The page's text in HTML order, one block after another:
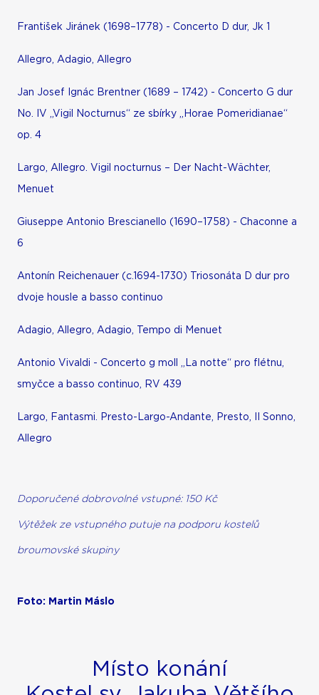
František Jiránek (1698–1778) - Concerto D dur, Jk 1
Allegro, Adagio, Allegro
Jan Josef Ignác Brentner (1689 – 1742) - Concerto G dur
No. IV „Vigil Nocturnus“ ze sbírky „Horae Pomeridianae“
op. 4
Largo, Allegro. Vigil nocturnus – Der Nacht-Wächter,
Menuet
Giuseppe Antonio Brescianello (1690–1758) - Chaconne a
6
Antonín Reichenauer (c.1694-1730) Triosonáta D dur pro
dvoje housle a basso continuo
Adagio, Allegro, Adagio, Tempo di Menuet
Antonio Vivaldi - Concerto g moll „La notte“ pro flétnu,
smyčce a basso continuo, RV 439
Largo, Fantasmi. Presto-Largo-Andante, Presto, II Sonno,
Allegro
Doporučené dobrovolné vstupné: 150 Kč
Výtěžek ze vstupného putuje na podporu kostelů
broumovské skupiny
Foto: Martin Máslo
Místo konání